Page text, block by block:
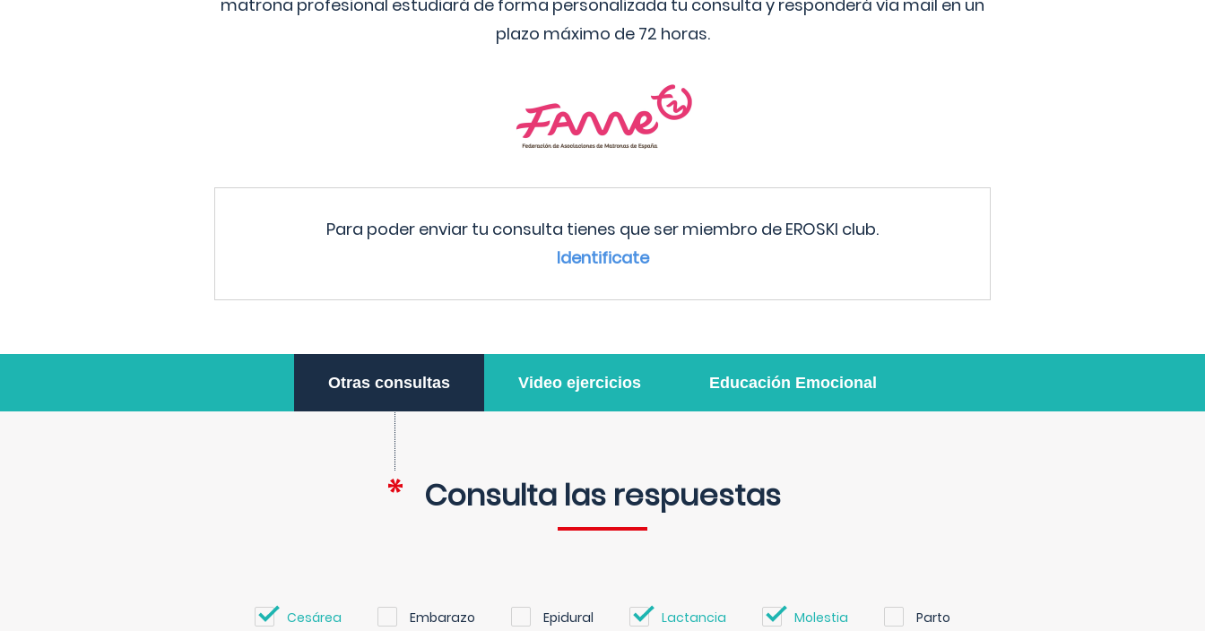
matrona profesional estudiará de forma personalizada tu consulta y responderá vía mail en un
plazo máximo de 72 horas.
Para poder enviar tu consulta tienes que ser miembro de EROSKI club.
Identificate
Otras consultas Video ejercicios Educación Emocional
Consulta las respuestas
Cesárea Embarazo Epidural Lactancia Molestia Parto